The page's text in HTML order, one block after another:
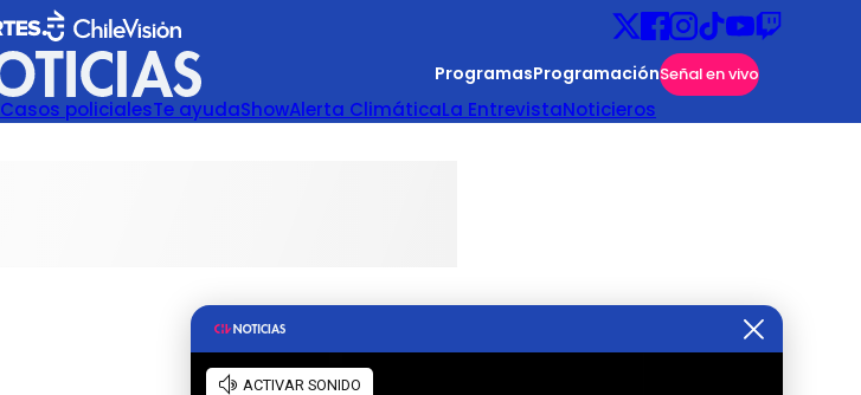
ProgramasProgramaciónSeñal en vivo
Casos policialesTe ayudaShowAlerta ClimáticaLa EntrevistaNoticieros